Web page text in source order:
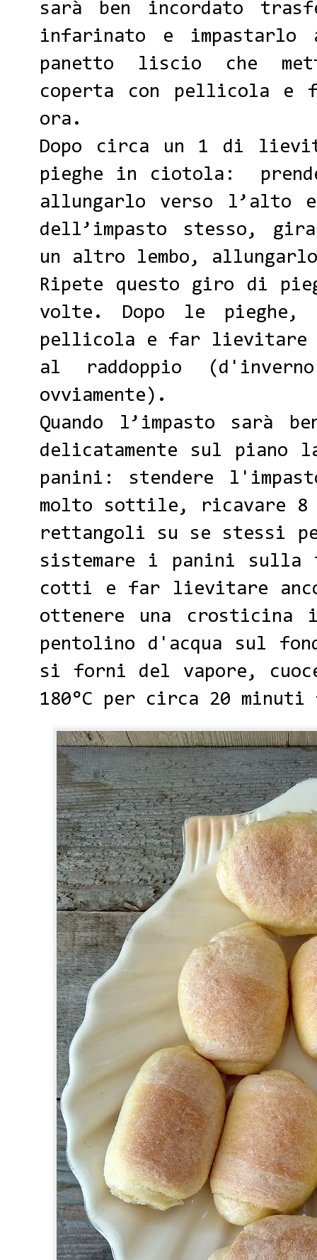
sarà ben incordato
infarinato e impastarlo
panetto liscio che
coperta con pellicola e
ora.
Dopo circa un 1 di
pieghe in ciotola:
allungarlo verso l’alto
dell’impasto stesso,
un altro lembo,
Ripete questo giro di
volte. Dopo le
pellicola e far lievitare
al raddoppio
ovviamente).
Quando l’impasto sarà
delicatamente sul piano
panini: stendere
molto sottile, ricavare
rettangoli su se stessi
sistemare i panini sulla
cotti e far lievitare
ottenere una crosticina
pentolino d'acqua sul
si forni del vapore,
180°C per circa 20